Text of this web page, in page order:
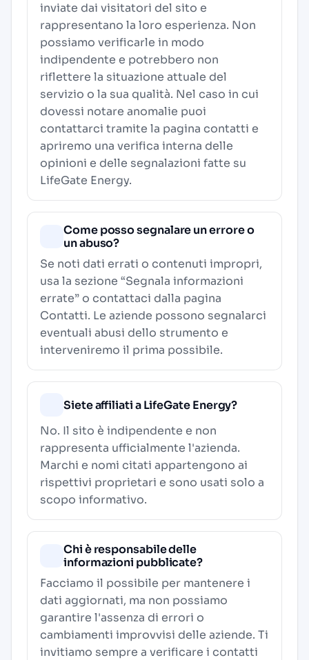
inviate dai visitatori del sito e
rappresentano la loro esperienza. Non
possiamo verificarle in modo
indipendente e potrebbero non
riflettere la situazione attuale del
servizio o la sua qualità. Nel caso in cui
dovessi notare anomalie puoi
contattarci tramite la pagina contatti e
apriremo una verifica interna delle
opinioni e delle segnalazioni fatte su
LifeGate Energy.
Come posso segnalare un errore o
un abuso?
Se noti dati errati o contenuti impropri,
usa la sezione “Segnala informazioni
errate” o contattaci dalla pagina
Contatti. Le aziende possono segnalarci
eventuali abusi dello strumento e
interveniremo il prima possibile.
Siete affiliati a LifeGate Energy?
No. Il sito è indipendente e non
rappresenta ufficialmente l'azienda.
Marchi e nomi citati appartengono ai
rispettivi proprietari e sono usati solo a
scopo informativo.
Chi è responsabile delle
informazioni pubblicate?
Facciamo il possibile per mantenere i
dati aggiornati, ma non possiamo
garantire l'assenza di errori o
cambiamenti improvvisi delle aziende. Ti
invitiamo sempre a verificare i contatti